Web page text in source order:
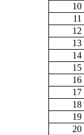
10
11
12
13
14
15
16
17
18
19
20